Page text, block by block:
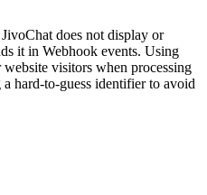
does not display or
it in Webhook events. Using
visitors when processing
hard-to-guess identifier to avoid